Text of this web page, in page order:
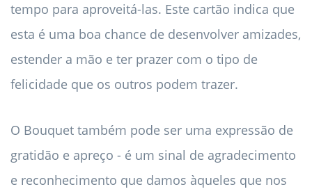
tempo para aproveitá-las. Este cartão indica que
esta é uma boa chance de desenvolver amizades,
estender a mão e ter prazer com o tipo de
felicidade que os outros podem trazer.
O Bouquet também pode ser uma expressão de
gratidão e apreço - é um sinal de agradecimento
e reconhecimento que damos àqueles que nos